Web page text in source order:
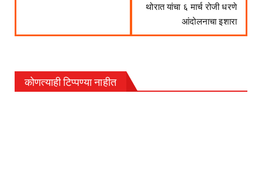
थोरात यांचा ६ मार्च रोजी धरणे
आंदोलनाचा इशारा
कोणत्याही टिप्पण्‍या नाहीत